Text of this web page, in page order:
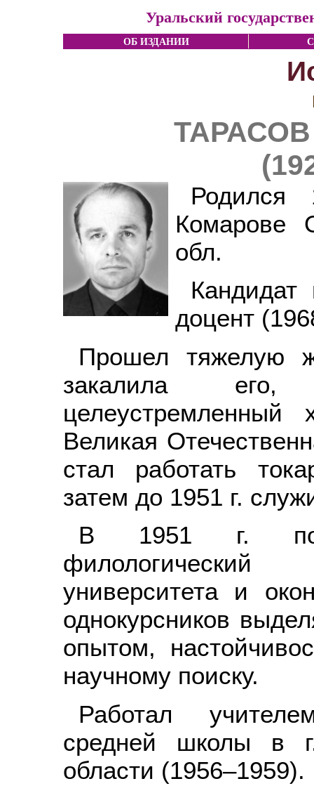
Уральский
ОБ ИЗДАНИИ
ТАРАСОВ
Комарове
обл.
Кандидат
доцент
Прошел тяжелую
закалила его,
целеустремленный
Великая
стал работать
затем до 1951 г.
В 1951 г.
филологический
университета и
однокурсников
опытом,
научному поиску.
Работал
средней школы в
области (1956–1959).